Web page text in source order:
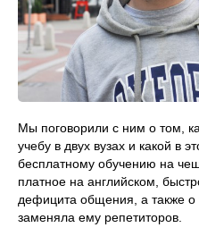
Мы поговорили с ним о том,
учебу в двух вузах и какой в
бесплатному обучению на
платное на английском,
дефицита общения, а также о
заменяла ему репетиторов.